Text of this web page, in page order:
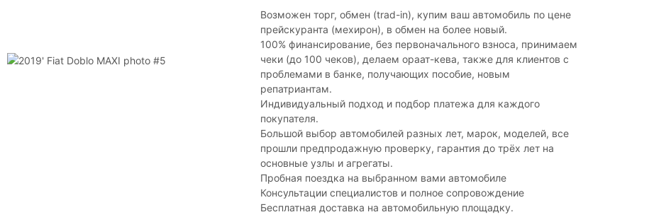
Возможен торг, обмен (trad-in), купим ваш автомобиль по цене
прейскуранта (мехирон), в обмен на более новый.
100% финансирование, без первоначального взноса, принимаем
чеки (до 100 чеков), делаем ораат-кева, также для клиентов с
проблемами в банке, получающих пособие, новым
репатриантам.
Индивидуальный подход и подбор платежа для каждого
покупателя.
Большой выбор автомобилей разных лет, марок, моделей, все
прошли предпродажную проверку, гарантия до трёх лет на
основные узлы и агрегаты.
Пробная поездка на выбранном вами автомобиле
Консультации специалистов и полное сопровождение
Бесплатная доставка на автомобильную площадку.